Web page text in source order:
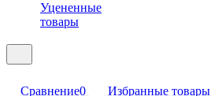
Уцененные
товары
Сравнение0 Избранные товары